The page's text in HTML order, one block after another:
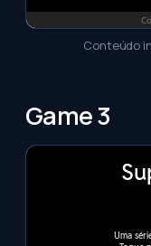
Conteúdo
Game 3